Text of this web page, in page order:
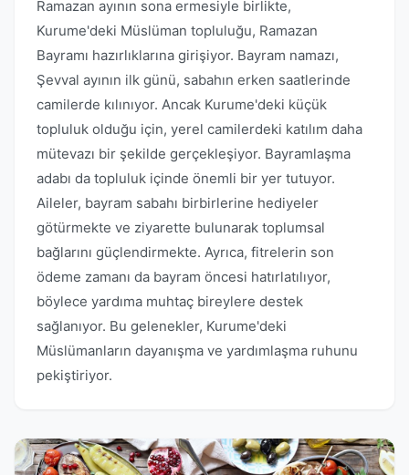
Ramazan ayının sona ermesiyle birlikte,
Kurume'deki Müslüman topluluğu, Ramazan
Bayramı hazırlıklarına girişiyor. Bayram namazı,
Şevval ayının ilk günü, sabahın erken saatlerinde
camilerde kılınıyor. Ancak Kurume'deki küçük
topluluk olduğu için, yerel camilerdeki katılım daha
mütevazı bir şekilde gerçekleşiyor. Bayramlaşma
adabı da topluluk içinde önemli bir yer tutuyor.
Aileler, bayram sabahı birbirlerine hediyeler
götürmekte ve ziyarette bulunarak toplumsal
bağlarını güçlendirmekte. Ayrıca, fitrelerin son
ödeme zamanı da bayram öncesi hatırlatılıyor,
böylece yardıma muhtaç bireylere destek
sağlanıyor. Bu gelenekler, Kurume'deki
Müslümanların dayanışma ve yardımlaşma ruhunu
pekiştiriyor.